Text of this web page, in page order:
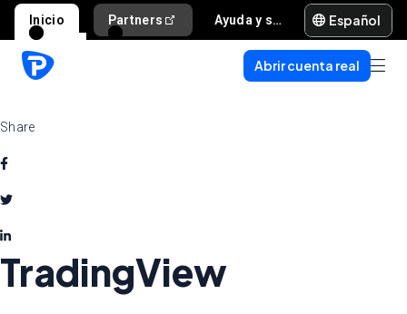
Inicio Partners Ayuda y soporte Español
Abrir cuenta real
Share
TradingView